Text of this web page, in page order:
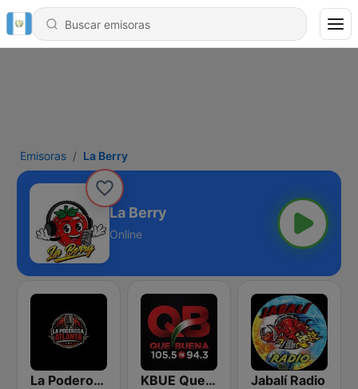
Emisoras La Berry
La Berry
Online
La Poderosa Atlanta KBUE Que Buena 105.5 / 94.3 FM (US Only) Jabalí Radio